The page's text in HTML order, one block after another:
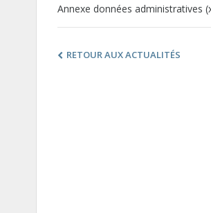
Annexe données administratives
RETOUR AUX ACTUALITÉS